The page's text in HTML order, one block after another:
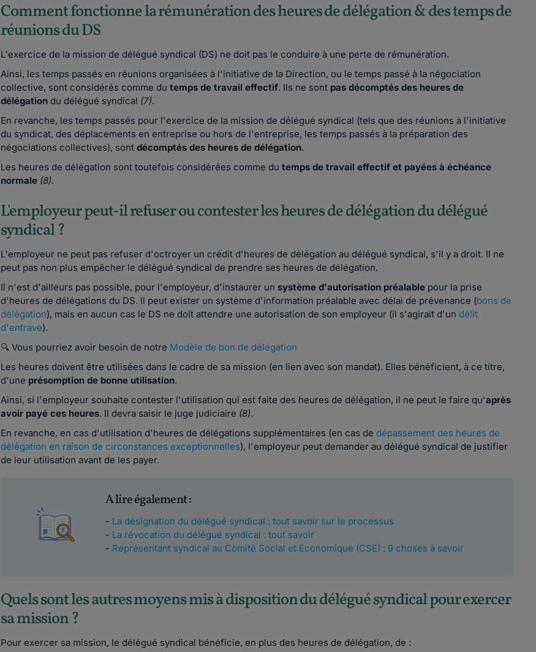
Comment fonctionne la rémunération des heures de délégation & des temps de
réunions du DS
L'exercice de la mission de délégué syndical (DS) ne doit pas le conduire à une perte de rémunération.
Ainsi, les temps passés en réunions organisées à l'initiative de la Direction, ou le temps passé à la négociation
collective, sont considérés comme du temps de travail effectif. Ils ne sont pas décomptés des heures de
délégation du délégué syndical (7).
En revanche, les temps passés pour l'exercice de la mission de délégué syndical (tels que des réunions à l'initiative
du syndicat, des déplacements en entreprise ou hors de l'entreprise, les temps passés à la préparation des
négociations collectives), sontdécomptés des heures de délégation.
Les heures de délégation sont toutefois considérées comme du temps de travail effectif et payées à échéance
normale (8).
L'employeur peut-il refuser ou contester les heures de délégation du délégué
syndical ?
L'employeur ne peut pas refuser d'octroyer un crédit d'heures de délégation au délégué syndical, s'il y a droit. Il ne
peut pas non plus empêcher le délégué syndical de prendre ses heures de délégation.
Il n'est d'ailleurs pas possible, pour l'employeur, d'instaurer un système d'autorisation préalable pour la prise
d'heures de délégations du DS. Il peut exister un système d'information préalable avec délai de prévenance (bons de
délégation), mais en aucun cas le DS ne doit attendre une autorisation de son employeur (il s'agirait d'undélit
d'entrave).
🔍 Vous pourriez avoir besoin de notre Modèle de bon de délégation
Les heures doivent être utilisées dans le cadre de sa mission (en lien avec son mandat). Elles bénéficient, à ce titre,
d'une présomption de bonne utilisation.
Ainsi, si l'employeur souhaite contester l'utilisation qui est faite des heures de délégation, il ne peut le faire qu'après
avoir payé ces heures. Il devra saisir le juge judiciaire (8).
En revanche, en cas d'utilisation d'heures de délégations supplémentaires (en cas dedépassement des heures de
délégation en raison de circonstances exceptionnelles), l'employeur peut demander au délégué syndical de justifier
de leur utilisation avant de les payer.
A lire également :
- La désignation du délégué syndical : tout savoir sur le processus
- La révocation du délégué syndical : tout savoir
- Représentant syndical au Comité Social et Economique (CSE) : 9 choses à savoir
Quels sont les autres moyens mis à disposition du délégué syndical pour exercer
sa mission ?
Pour exercer sa mission, le délégué syndical bénéficie, en plus des heures de délégation, de :